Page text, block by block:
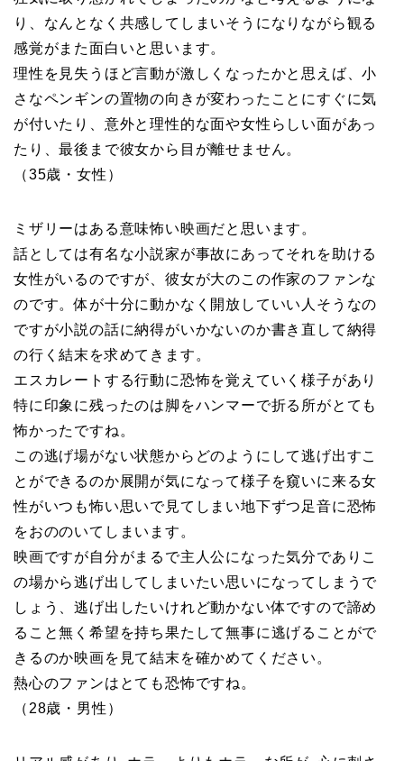
り、なんとなく共感してしまいそうになりながら観る
感覚がまた面白いと思います。
理性を見失うほど言動が激しくなったかと思えば、小
さなペンギンの置物の向きが変わったことにすぐに気
が付いたり、意外と理性的な面や女性らしい面があっ
たり、最後まで彼女から目が離せません。
（35歳・女性）
ミザリーはある意味怖い映画だと思います。
話としては有名な小説家が事故にあってそれを助ける
女性がいるのですが、彼女が大のこの作家のファンな
のです。体が十分に動かなく開放していい人そうなの
ですが小説の話に納得がいかないのか書き直して納得
の行く結末を求めてきます。
エスカレートする行動に恐怖を覚えていく様子があり
特に印象に残ったのは脚をハンマーで折る所がとても
怖かったですね。
この逃げ場がない状態からどのようにして逃げ出すこ
とができるのか展開が気になって様子を窺いに来る女
性がいつも怖い思いで見てしまい地下ずつ足音に恐怖
をおののいてしまいます。
映画ですが自分がまるで主人公になった気分でありこ
の場から逃げ出してしまいたい思いになってしまうで
しょう、逃げ出したいけれど動かない体ですので諦め
ること無く希望を持ち果たして無事に逃げることがで
きるのか映画を見て結末を確かめてください。
熱心のファンはとても恐怖ですね。
（28歳・男性）